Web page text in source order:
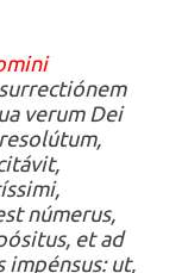
verum Dei
númerus,
et ad
ut,